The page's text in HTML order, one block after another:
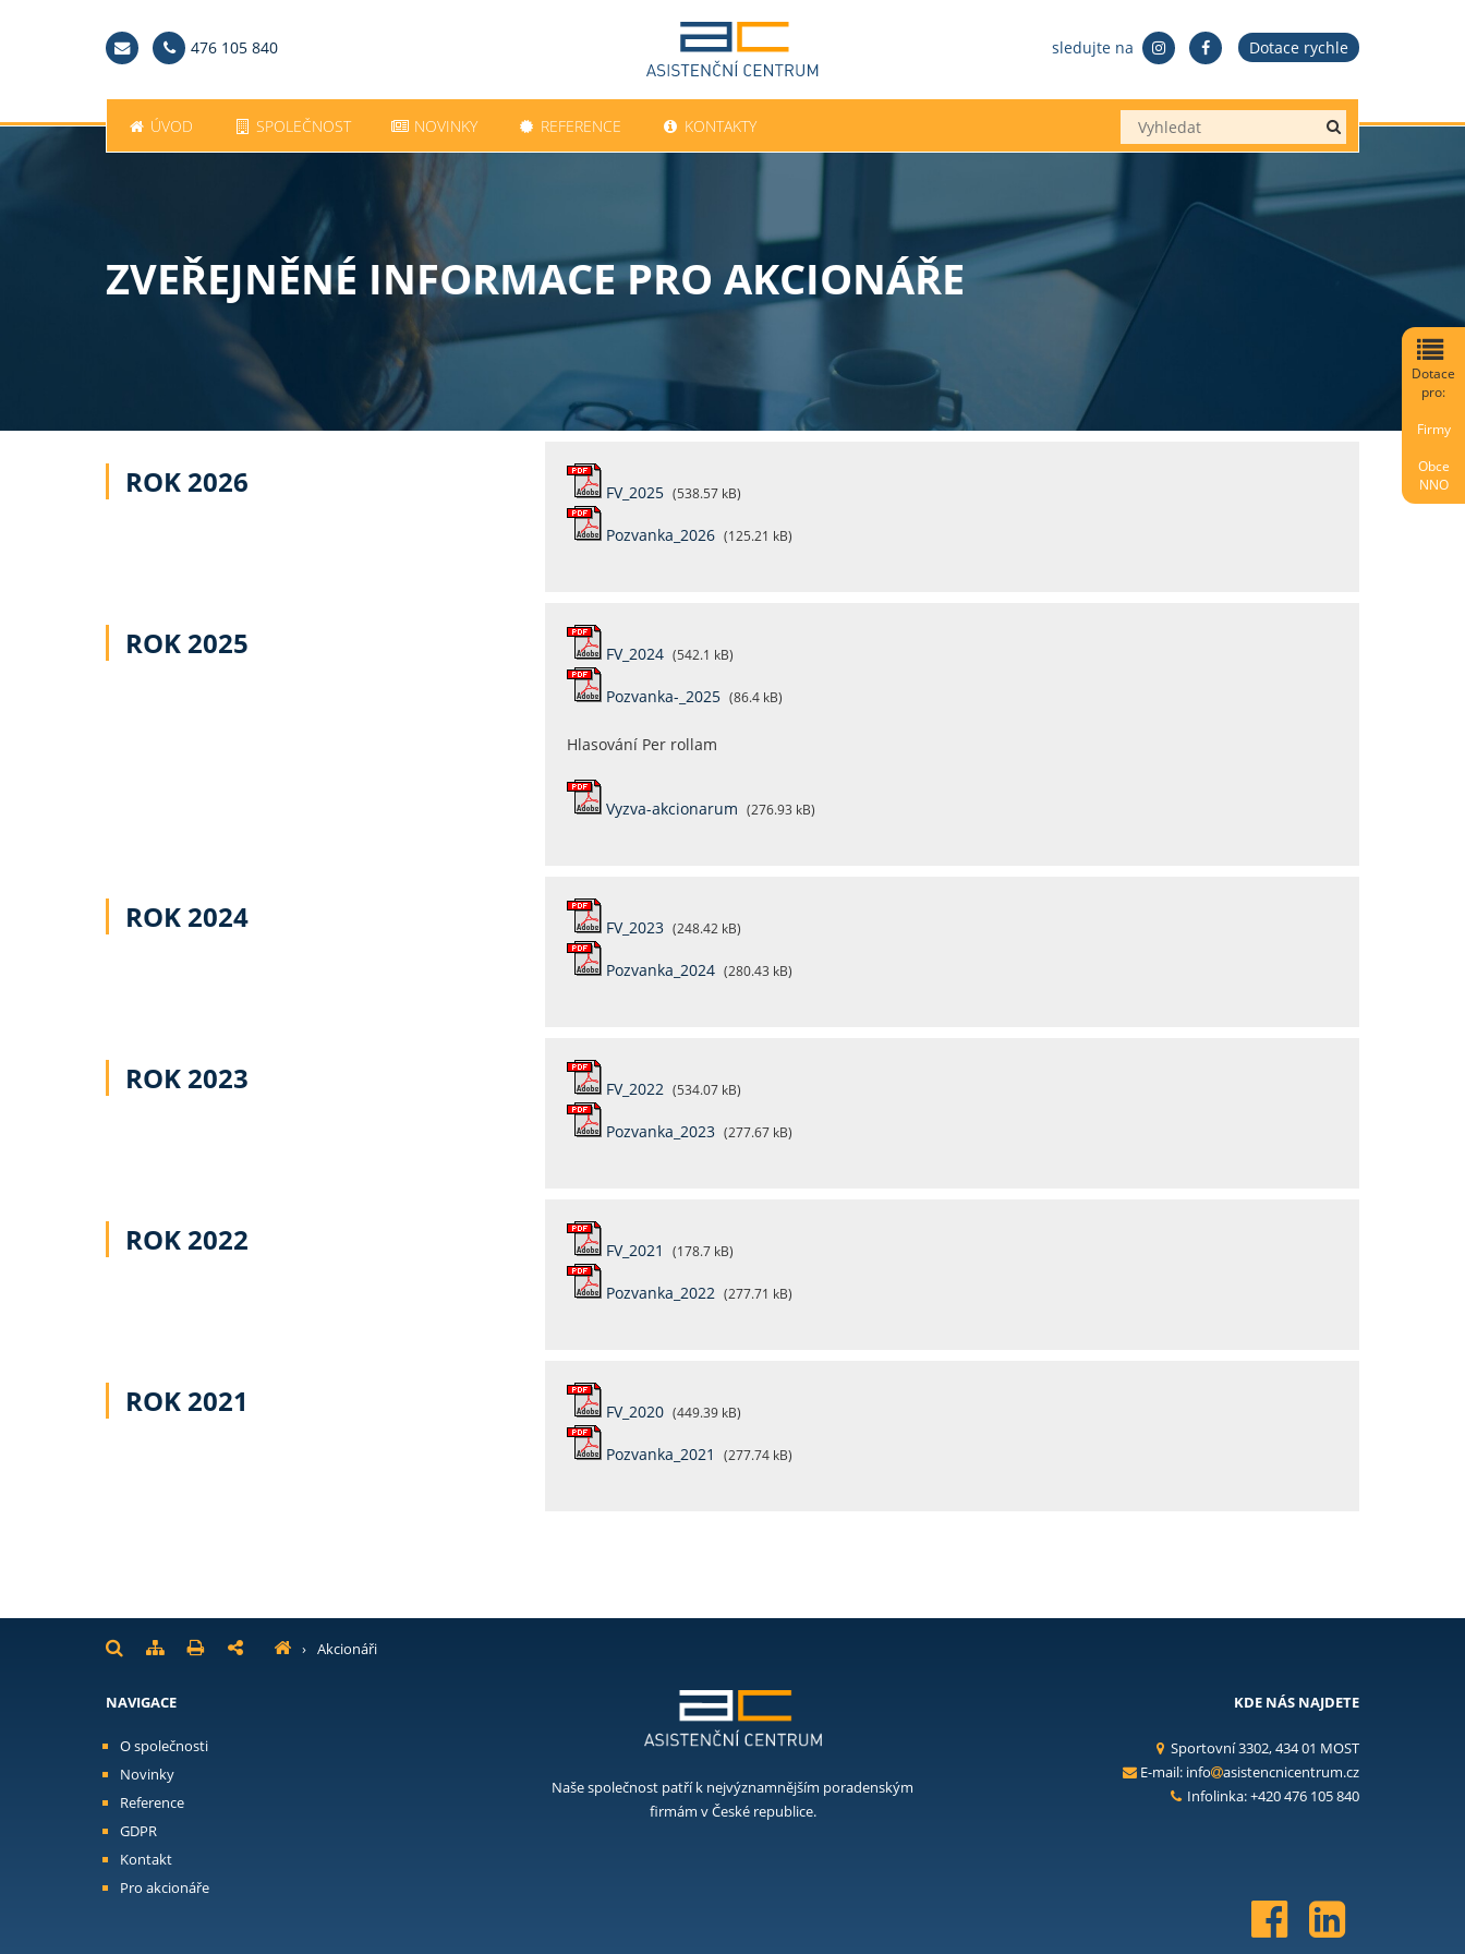
476 105 840 sledujte na Dotace rychle
ÚVOD SPOLEČNOST NOVINKY REFERENCE KONTAKTY
ZVEŘEJNĚNÉ INFORMACE PRO AKCIONÁŘE
ROK 2026 FV_2025 (538.57 kB)
Pozvanka_2026 (125.21 kB)
ROK 2025 FV_2024 (542.1 kB)
Pozvanka-_2025 (86.4 kB)
Hlasování Per rollam
Vyzva-akcionarum (276.93 kB)
ROK 2024 FV_2023 (248.42 kB)
Pozvanka_2024 (280.43 kB)
ROK 2023 FV_2022 (534.07 kB)
Pozvanka_2023 (277.67 kB)
ROK 2022 FV_2021 (178.7 kB)
Pozvanka_2022 (277.71 kB)
ROK 2021 FV_2020 (449.39 kB)
Pozvanka_2021 (277.74 kB)
› Akcionáři
NAVIGACE
O společnosti
Novinky
Reference
GDPR
Kontakt
Pro akcionáře
Naše společnost patří k nejvýznamnějším poradenským
firmám v České republice.
KDE NÁS NAJDETE
Sportovní 3302, 434 01 MOST
E-mail: info
asistencnicentrum.cz
Infolinka: +420 476 105 840
Dotace
pro:
Firmy
Obce
NNO